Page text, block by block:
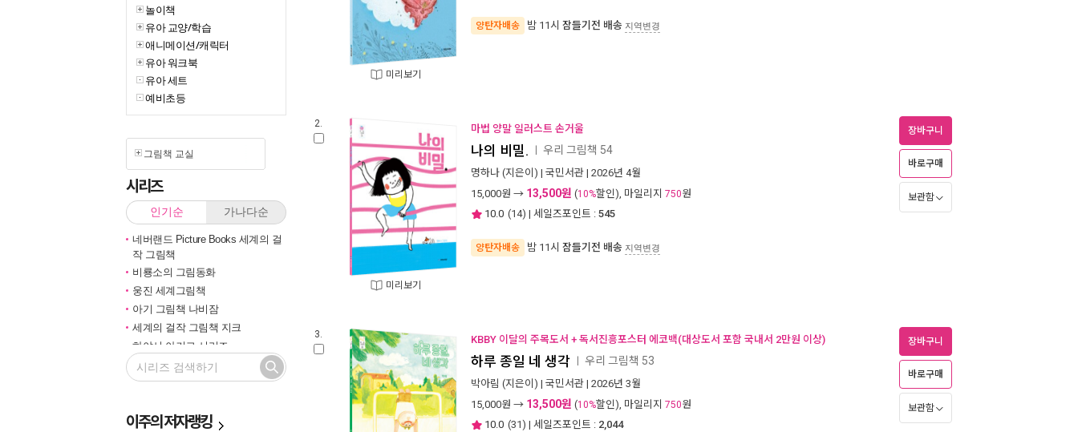
놀이책
유아 교양/학습
애니메이션/캐릭터
유아 워크북
유아 세트
예비초등
그림책 교실
시리즈
인기순 가나다순
네버랜드 Picture Books 세계의 걸
작 그림책
비룡소의 그림동화
웅진 세계그림책
아기 그림책 나비잠
세계의 걸작 그림책 지크
하야시 아키코 시리즈
길벗 기적의 학습법
마루벌의 좋은 그림책
민들레 그림책
이주의저자랭킹
미리보기
양탄자배송 밤 11시 잠들기전 배송 지역변경
2.
미리보기
마법 양말 일러스트 손거울
나의 비밀. 우리 그림책 54
명하나 (지은이) | 국민서관 | 2026년 4월
15,000원 → 13,500원 (10%할인), 마일리지 750원
10.0 (14) | 세일즈포인트 : 545
양탄자배송 밤 11시 잠들기전 배송 지역변경
장바구니
바로구매
보관함
3. KBBY 이달의 주목도서 + 독서진흥포스터 에코백(대상도서 포함 국내서 2만원 이상)
하루 종일 네 생각 우리 그림책 53
박아림 (지은이) | 국민서관 | 2026년 3월
15,000원 → 13,500원 (10%할인), 마일리지 750원
10.0 (31) | 세일즈포인트 : 2,044
장바구니
바로구매
보관함